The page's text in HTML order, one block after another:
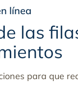
línea
las
para que